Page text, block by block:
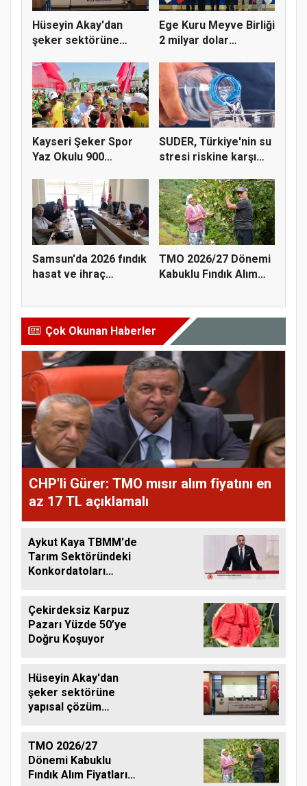
Hüseyin Akay'dan
şeker sektörüne
Ege Kuru Meyve Birliği
2 milyar dolar
Kayseri Şeker Spor
Yaz Okulu 900
SUDER, Türkiye'nin su
stresi riskine karşı
Samsun'da 2026 fındık
hasat ve ihraç
TMO 2026/27 Dönemi
Kabuklu Fındık Alım
Çok Okunan Haberler
CHP'li Gürer: TMO mısır alım fiyatını en
az 17 TL açıklamalı
Aykut Kaya TBMM'de
Tarım Sektöründeki
Konkordatoları
Çekirdeksiz Karpuz
Pazarı Yüzde 50’ye
Doğru Koşuyor
Hüseyin Akay'dan
şeker sektörüne
yapısal çözüm
TMO 2026/27
Dönemi Kabuklu
Fındık Alım Fiyatlarını